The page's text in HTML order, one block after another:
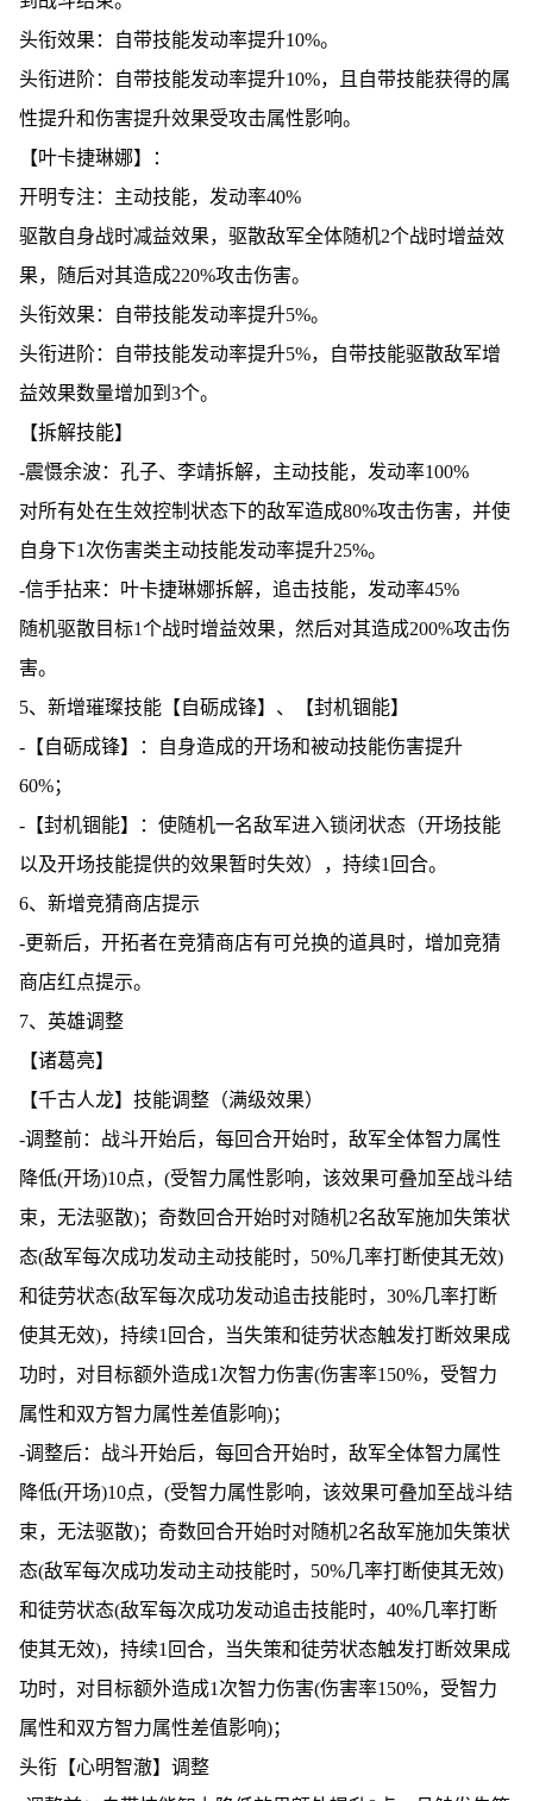
头衔效果：自带技能发动率提升10%。
头衔进阶：自带技能发动率提升10%，且自带技能获得的属
性提升和伤害提升效果受攻击属性影响。
【叶卡捷琳娜】：
开明专注：主动技能，发动率40%
驱散自身战时减益效果，驱散敌军全体随机2个战时增益效
果，随后对其造成220%攻击伤害。
头衔效果：自带技能发动率提升5%。
头衔进阶：自带技能发动率提升5%，自带技能驱散敌军增
益效果数量增加到3个。
【拆解技能】
-震慑余波：孔子、李靖拆解，主动技能，发动率100%
对所有处在生效控制状态下的敌军造成80%攻击伤害，并使
自身下1次伤害类主动技能发动率提升25%。
-信手拈来：叶卡捷琳娜拆解，追击技能，发动率45%
随机驱散目标1个战时增益效果，然后对其造成200%攻击伤
害。
5、新增璀璨技能【自砺成锋】、【封机锢能】
-【自砺成锋】：自身造成的开场和被动技能伤害提升
60%；
-【封机锢能】：使随机一名敌军进入锁闭状态（开场技能
以及开场技能提供的效果暂时失效），持续1回合。
6、新增竞猜商店提示
-更新后，开拓者在竞猜商店有可兑换的道具时，增加竞猜
商店红点提示。
7、英雄调整
【诸葛亮】
【千古人龙】技能调整（满级效果）
-调整前：战斗开始后，每回合开始时，敌军全体智力属性
降低(开场)10点，(受智力属性影响，该效果可叠加至战斗结
束，无法驱散)；奇数回合开始时对随机2名敌军施加失策状
态(敌军每次成功发动主动技能时，50%几率打断使其无效)
和徒劳状态(敌军每次成功发动追击技能时，30%几率打断
使其无效)，持续1回合，当失策和徒劳状态触发打断效果成
功时，对目标额外造成1次智力伤害(伤害率150%，受智力
属性和双方智力属性差值影响)；
-调整后：战斗开始后，每回合开始时，敌军全体智力属性
降低(开场)10点，(受智力属性影响，该效果可叠加至战斗结
束，无法驱散)；奇数回合开始时对随机2名敌军施加失策状
态(敌军每次成功发动主动技能时，50%几率打断使其无效)
和徒劳状态(敌军每次成功发动追击技能时，40%几率打断
使其无效)，持续1回合，当失策和徒劳状态触发打断效果成
功时，对目标额外造成1次智力伤害(伤害率150%，受智力
属性和双方智力属性差值影响)；
头衔【心明智澈】调整